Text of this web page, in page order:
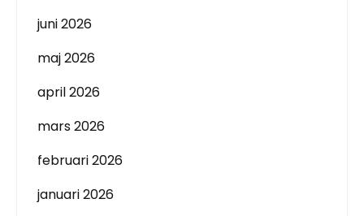
juni 2026
maj 2026
april 2026
mars 2026
februari 2026
januari 2026